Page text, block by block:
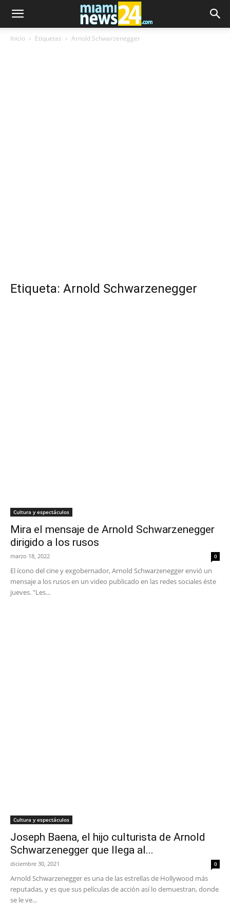
Inicio Etiquetas Arnold Schwarzenegger
Etiqueta: Arnold Schwarzenegger
Cultura y espectáculos
Mira el mensaje de Arnold Schwarzenegger
dirigido a los rusos
marzo 18, 2022 0
El ícono del cine y exgobernador, Arnold Schwarzenegger envió un
mensaje a los rusos en un video publicado en las redes sociales éste
jueves. "Les...
Cultura y espectáculos
Joseph Baena, el hijo culturista de Arnold
Schwarzenegger que llega al...
diciembre 30, 2021 0
Arnold Schwarzenegger es una de las estrellas de Hollywood más
reputadas, y es que sus películas de acción así lo demuestran, donde
se le ve...